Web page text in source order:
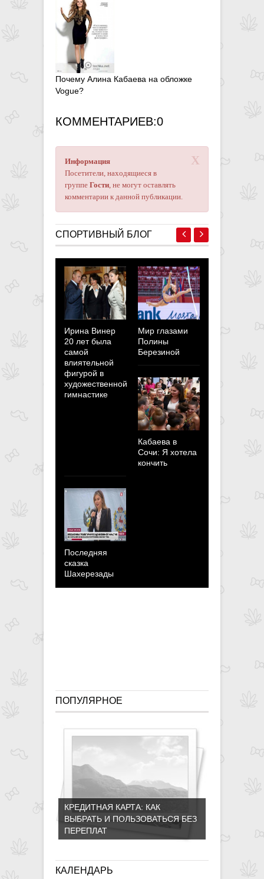
Почему Алина Кабаева на обложке
Vogue?
КОММЕНТАРИЕВ:0
X
Информация
Посетители, находящиеся в
группе Гости, не могут оставлять
комментарии к данной публикации.
СПОРТИВНЫЙ БЛОГ
Ирина Винер
20 лет была
самой
влиятельной
фигурой в
художественной
гимнастике
Мир глазами
Полины
Березиной
Кабаева в
Сочи: Я хотела
кончить
Последняя
сказка
Шахерезады
ПОПУЛЯРНОЕ
КРЕДИТНАЯ КАРТА: КАК
ВЫБРАТЬ И ПОЛЬЗОВАТЬСЯ БЕЗ
ПЕРЕПЛАТ
КАЛЕНДАРЬ